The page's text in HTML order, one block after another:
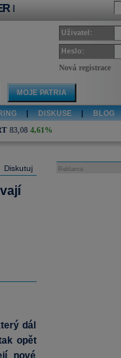
|
Uživatel:
Heslo:
Nová registrace
MOJE PATRIA
DISKUSE BLOG
83,08 4,61%
Diskutuj
dál
opět
nové
Reklama